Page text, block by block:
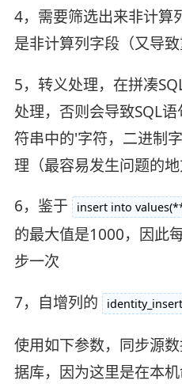
4，需要筛选出来非计
是非计算列字段（又导致
5，转义处理，在拼凑
处理，否则会导致SQL
符串中的'字符，二进制
理（最容易发生问题的地
6，鉴于
insert into
的最大值是1000，因此
步一次
7，自增列的
identity_insert
使用如下参数，同步源
据库，因为这里是在本